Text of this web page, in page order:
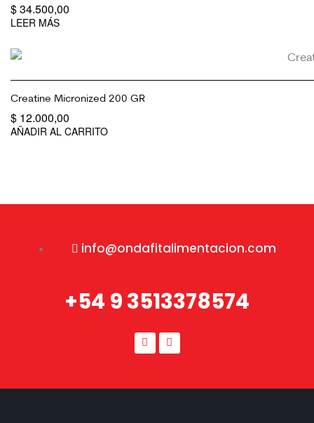
$34.500,00
LEER MÁS
Creatine Micronized 200 GR
$ 12.000,00
AÑADIR AL CARRITO
info@ondafitalimentacion.com
+54 9 3513378574